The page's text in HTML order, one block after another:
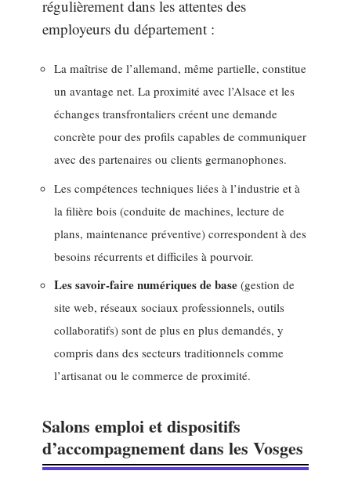
régulièrement dans les attentes des
employeurs du département :
La maîtrise de l’allemand, même partielle, constitue
un avantage net. La proximité avec l’Alsace et les
échanges transfrontaliers créent une demande
concrète pour des profils capables de communiquer
avec des partenaires ou clients germanophones.
Les compétences techniques liées à l’industrie et à
la filière bois (conduite de machines, lecture de
plans, maintenance préventive) correspondent à des
besoins récurrents et difficiles à pourvoir.
Les savoir-faire numériques de base (gestion de
site web, réseaux sociaux professionnels, outils
collaboratifs) sont de plus en plus demandés, y
compris dans des secteurs traditionnels comme
l’artisanat ou le commerce de proximité.
Salons emploi et dispositifs
d’accompagnement dans les Vosges